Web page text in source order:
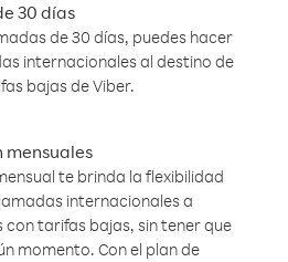
30 días
de 30 días, puedes hacer
internacionales al destino de
bajas de Viber.
mensuales
te brinda la flexibilidad
internacionales a
con tarifas bajas, sin tener que
momento. Con el plan de